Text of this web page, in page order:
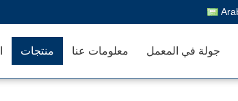
منتجات معلومات عنا جولة في المعمل